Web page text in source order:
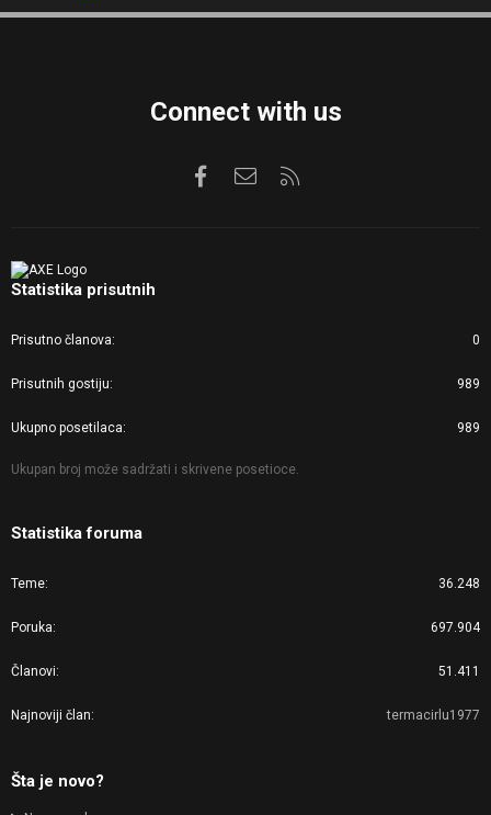
S
Connect with us
FacebookKontaktirajte nas
Statistika prisutnih
Prisutno članova 0
Prisutnih gostiju 989
Ukupno posetilaca 989
Ukupan broj može sadržati i skrivene posetioce.
Statistika foruma
Teme 36.248
Poruka 697.904
Članovi 51.411
Najnoviji član termacirlu1977
Šta je novo?